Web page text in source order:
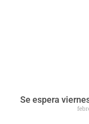
Se espera